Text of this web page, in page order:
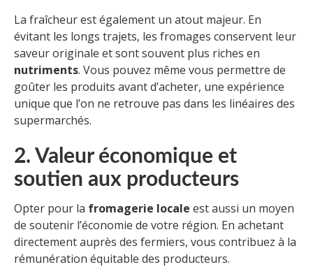
La fraîcheur est également un atout majeur. En
évitant les longs trajets, les fromages conservent leur
saveur originale et sont souvent plus riches en
nutriments. Vous pouvez même vous permettre de
goûter les produits avant d’acheter, une expérience
unique que l’on ne retrouve pas dans les linéaires des
supermarchés.
2. Valeur économique et
soutien aux producteurs
Opter pour la fromagerie locale est aussi un moyen
de soutenir l’économie de votre région. En achetant
directement auprès des fermiers, vous contribuez à la
rémunération équitable des producteurs.